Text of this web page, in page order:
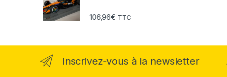
106,96€ TTC
Inscrivez-vous à la newsletter